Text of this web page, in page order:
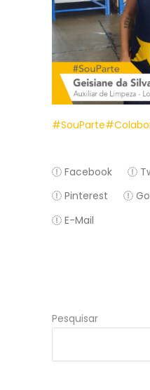
#SouParte
Facebook
Pinterest
E-Mail
Pesquisar